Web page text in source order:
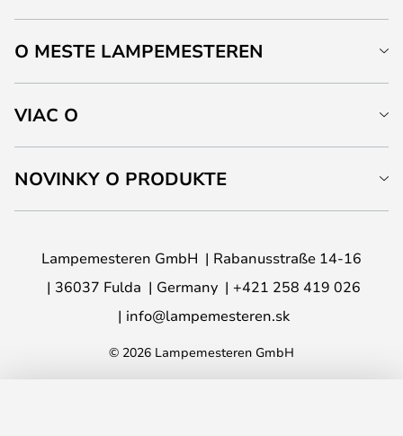
O MESTE LAMPEMESTEREN
VIAC O
NOVINKY O PRODUKTE
Lampemesteren GmbH
Rabanusstraße 14-16
36037 Fulda
Germany
+421 258 419 026
info@lampemesteren.sk
© 2026 Lampemesteren GmbH